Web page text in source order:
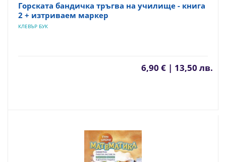
Горската бандичка тръгва на училище - книга
2 + изтриваем маркер
КЛЕВЪР БУК
6,90 € | 13,50 лв.